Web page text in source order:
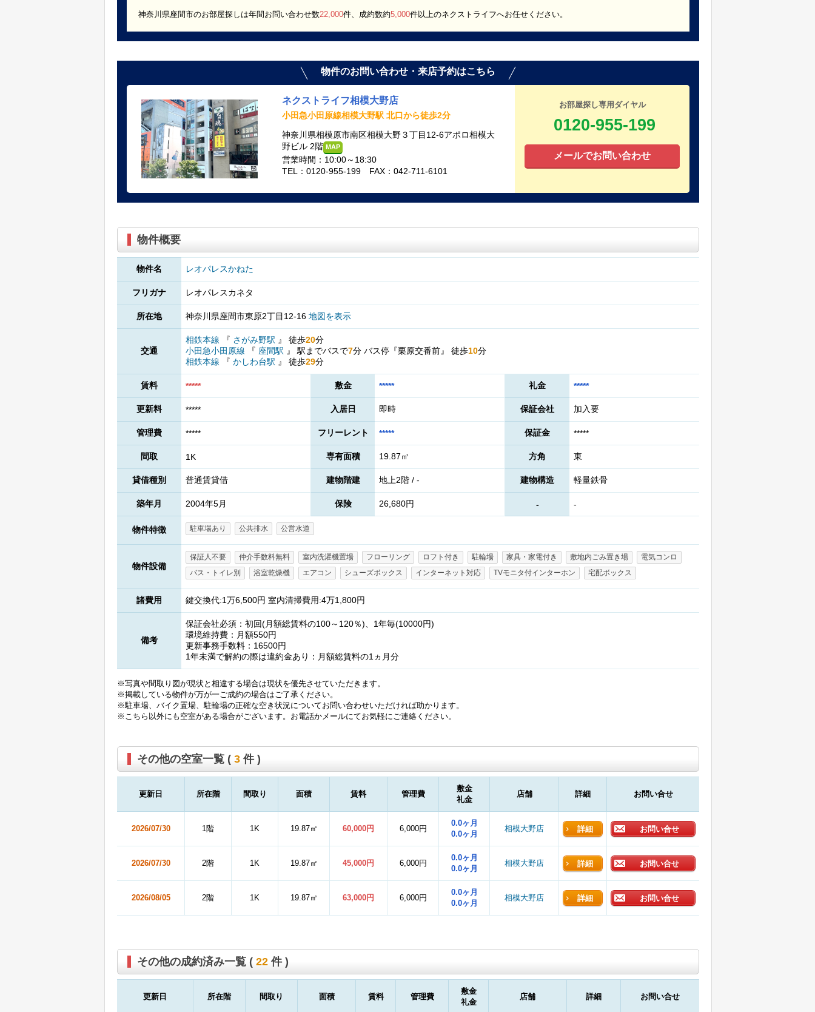
神奈川県座間市のお部屋探しは年間お問い合わせ数22,000件、成約数約5,000件以上のネクストライフへお任せください。
物件のお問い合わせ・来店予約はこちら
ネクストライフ相模大野店
小田急小田原線相模大野駅 北口から徒歩2分
神奈川県相模原市南区相模大野３丁目12-6アポロ相模大
野ビル 2階 MAP
営業時間：10:00～18:30
TEL：0120-955-199 FAX：042-711-6101
お部屋探し専用ダイヤル
0120-955-199
メールでお問い合わせ
物件概要
物件名 レオパレスかねた
フリガナ レオパレスカネタ
所在地 神奈川県座間市東原2丁目12-16 地図を表示
交通
相鉄本線 『 さがみ野駅 』 徒歩20分
小田急小田原線
『 座間駅 』 駅までバスで7分 バス停『栗原交番前』 徒歩10分
相鉄本線
『 かしわ台駅 』 徒歩29分
賃料 ***** 敷金 ***** 礼金 *****
更新料 ***** 入居日 即時 保証会社 加入要
管理費 ***** フリーレント ***** 保証金 *****
間取 1K 専有面積 19.87㎡ 方角 東
貸借種別 普通賃貸借 建物階建 地上2階 / - 建物構造 軽量鉄骨
築年月 2004年5月 保険 26,680円 - -
物件特徴 駐車場あり 公共排水 公営水道
物件設備
保証人不要 仲介手数料無料 室内洗濯機置場 フローリング ロフト付き 駐輪場 家具・家電付き 敷地内ごみ置き場
電気コンロ
バス・トイレ別
浴室乾燥機 エアコン シューズボックス インターネット対応 TVモニタ付インターホン 宅配ボックス
諸費用 鍵交換代:1万6,500円 室内清掃費用:4万1,800円
備考
保証会社必須：初回(月額総賃料の100～120％)、1年毎(10000円)
環境維持費：月額550円
更新事務手数料：16500円
1年未満で解約の際は違約金あり：月額総賃料の1ヵ月分
※写真や間取り図が現状と相違する場合は現状を優先させていただきます。
※掲載している物件が万が一ご成約の場合はご了承ください。
※駐車場、バイク置場、駐輪場の正確な空き状況についてお問い合わせいただければ助かります。
※こちら以外にも空室がある場合がございます。お電話かメールにてお気軽にご連絡ください。
その他の空室一覧 ( 3 件 )
更新日 所在階 間取り 面積 賃料 管理費
敷金
礼金
店舗 詳細 お問い合せ
2026/07/30 1階 1K 19.87㎡ 60,000円 6,000円
0.0ヶ月
0.0ヶ月
相模大野店 詳細 お問い合せ
2026/07/30 2階 1K 19.87㎡ 45,000円 6,000円
0.0ヶ月
0.0ヶ月
相模大野店 詳細 お問い合せ
2026/08/05 2階 1K 19.87㎡ 63,000円 6,000円
0.0ヶ月
0.0ヶ月
相模大野店 詳細 お問い合せ
その他の成約済み一覧 ( 22 件 )
更新日 所在階 間取り 面積 賃料 管理費
敷金
礼金
店舗 詳細 お問い合せ